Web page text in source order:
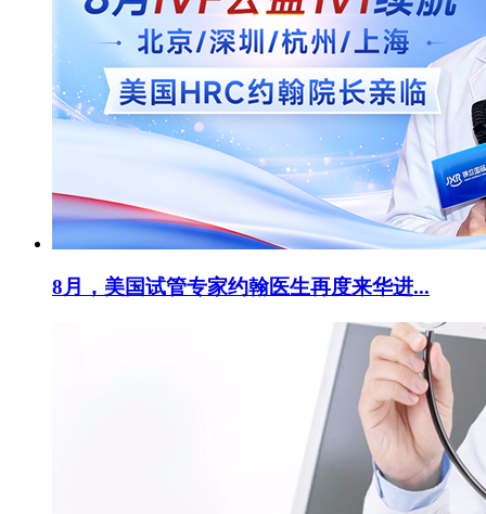
8月，美国试管专家约翰医生再度来华进...